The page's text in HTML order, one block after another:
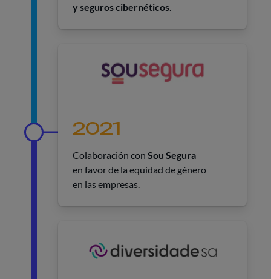
y seguros cibernéticos.
2021
Colaboración con Sou Segura
en favor de la equidad de género
en las empresas.